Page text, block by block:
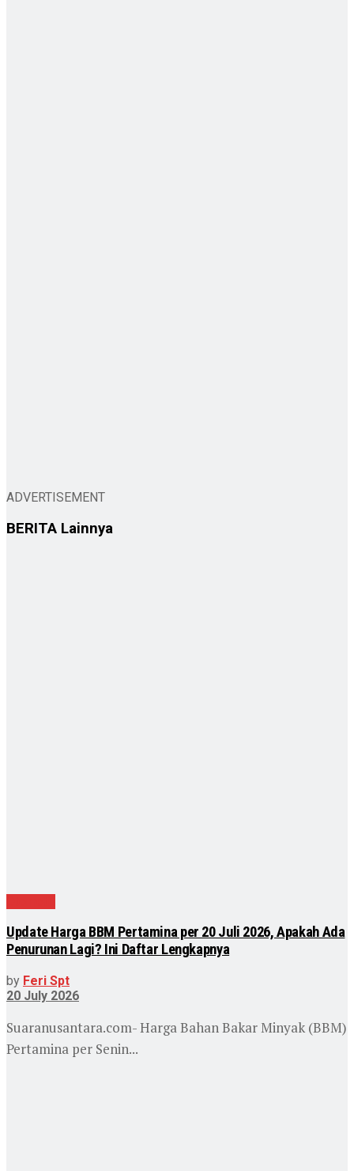
ADVERTISEMENT
BERITA Lainnya
Update Harga BBM Pertamina per 20 Juli 2026, Apakah Ada
Penurunan Lagi? Ini Daftar Lengkapnya
by Feri Spt
20 July 2026
Suaranusantara.com- Harga Bahan Bakar Minyak (BBM)
Pertamina per Senin...